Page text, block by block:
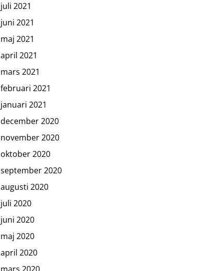
juli 2021
juni 2021
maj 2021
april 2021
mars 2021
februari 2021
januari 2021
december 2020
november 2020
oktober 2020
september 2020
augusti 2020
juli 2020
juni 2020
maj 2020
april 2020